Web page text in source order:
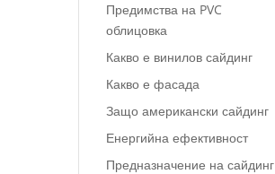
Предимства на PVC
облицовка
Какво е винилов сайдинг
Какво е фасада
Защо американски сайдинг
Енергийна ефективност
Предназначение на сайдинг